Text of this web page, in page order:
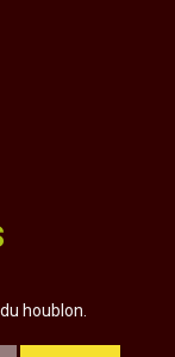
houblon.